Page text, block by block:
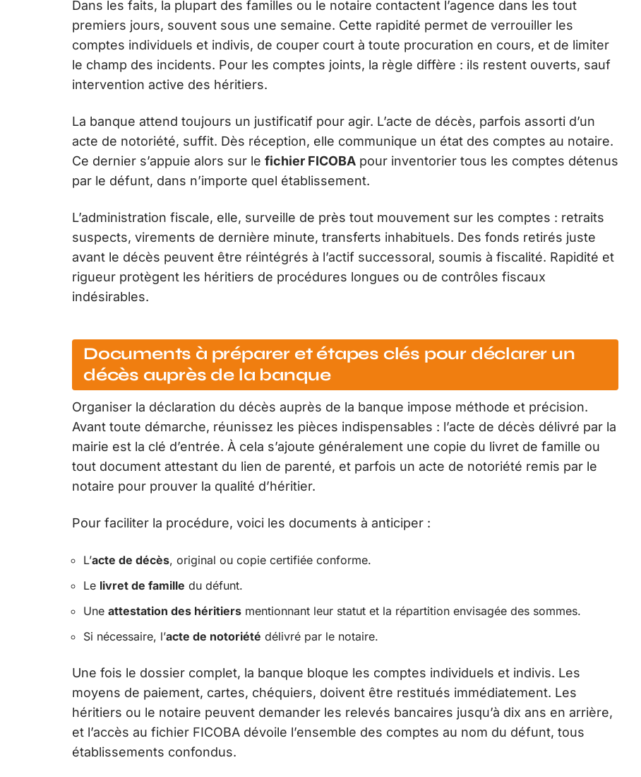
Dans les faits, la plupart des familles ou le notaire contactent l’agence dans les tout
premiers jours, souvent sous une semaine. Cette rapidité permet de verrouiller les
comptes individuels et indivis, de couper court à toute procuration en cours, et de limiter
le champ des incidents. Pour les comptes joints, la règle diffère : ils restent ouverts, sauf
intervention active des héritiers.
La banque attend toujours un justificatif pour agir. L’acte de décès, parfois assorti d’un
acte de notoriété, suffit. Dès réception, elle communique un état des comptes au notaire.
Ce dernier s’appuie alors sur le fichier FICOBA pour inventorier tous les comptes détenus
par le défunt, dans n’importe quel établissement.
L’administration fiscale, elle, surveille de près tout mouvement sur les comptes : retraits
suspects, virements de dernière minute, transferts inhabituels. Des fonds retirés juste
avant le décès peuvent être réintégrés à l’actif successoral, soumis à fiscalité. Rapidité et
rigueur protègent les héritiers de procédures longues ou de contrôles fiscaux
indésirables.
Documents à préparer et étapes clés pour déclarer un
décès auprès de la banque
Organiser la déclaration du décès auprès de la banque impose méthode et précision.
Avant toute démarche, réunissez les pièces indispensables : l’acte de décès délivré par la
mairie est la clé d’entrée. À cela s’ajoute généralement une copie du livret de famille ou
tout document attestant du lien de parenté, et parfois un acte de notoriété remis par le
notaire pour prouver la qualité d’héritier.
Pour faciliter la procédure, voici les documents à anticiper :
L’acte de décès, original ou copie certifiée conforme.
Le livret de famille du défunt.
Une attestation des héritiers mentionnant leur statut et la répartition envisagée des sommes.
Si nécessaire, l’acte de notoriété délivré par le notaire.
Une fois le dossier complet, la banque bloque les comptes individuels et indivis. Les
moyens de paiement, cartes, chéquiers, doivent être restitués immédiatement. Les
héritiers ou le notaire peuvent demander les relevés bancaires jusqu’à dix ans en arrière,
et l’accès au fichier FICOBA dévoile l’ensemble des comptes au nom du défunt, tous
établissements confondus.